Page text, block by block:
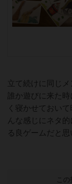
立て続けに同じ
誰か遊びに来た
く寝かせておい
んな感じにネタ
る良ゲームだと思
こ